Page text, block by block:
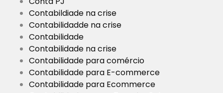
Contabildiade na crise
Contabilidadde na crise
Contabilidade
Contabilidade na crise
Contabilidade para comércio
Contabilidade para E-commerce
Contabilidade para Ecommerce